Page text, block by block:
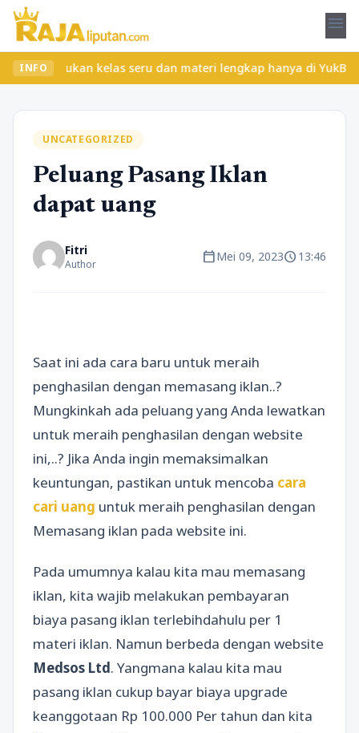
menu
INFO kelas seru dan materi lengkap hanya di
UNCATEGORIZED
Peluang Pasang Iklan
dapat uang
Fitri
Author calendar_todayMei 09, 2023schedule13:46
Saat ini ada cara baru untuk meraih
penghasilan dengan memasang iklan..?
Mungkinkah ada peluang yang Anda lewatkan
untuk meraih penghasilan dengan website
ini,..? Jika Anda ingin memaksimalkan
keuntungan, pastikan untuk mencoba cara
cari uang untuk meraih penghasilan dengan
Memasang iklan pada website ini.
Pada umumnya kalau kita mau memasang
iklan, kita wajib melakukan pembayaran
biaya pasang iklan terlebihdahulu per 1
materi iklan. Namun berbeda dengan website
Medsos Ltd. Yangmana kalau kita mau
pasang iklan cukup bayar biaya upgrade
keanggotaan Rp 100.000 Per tahun dan kita